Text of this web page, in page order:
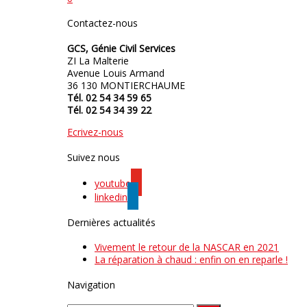
Contactez-nous
GCS, Génie Civil Services
ZI La Malterie
Avenue Louis Armand
36 130 MONTIERCHAUME
Tél. 02 54 34 59 65
Tél. 02 54 34 39 22
Ecrivez-nous
Suivez nous
youtube
linkedin
Dernières actualités
Vivement le retour de la NASCAR en 2021
La réparation à chaud : enfin on en reparle !
Navigation